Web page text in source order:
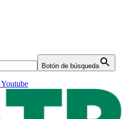
Botón de búsqueda
Youtube